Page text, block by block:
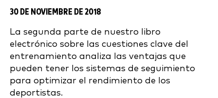
30 DE NOVIEMBRE DE 2018
La segunda parte de nuestro libro
electrónico sobre las cuestiones clave del
entrenamiento analiza las ventajas que
pueden tener los sistemas de seguimiento
para optimizar el rendimiento de los
deportistas.